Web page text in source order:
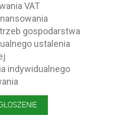
VAT
gospodarstwa
ustalenia
indywidualnego